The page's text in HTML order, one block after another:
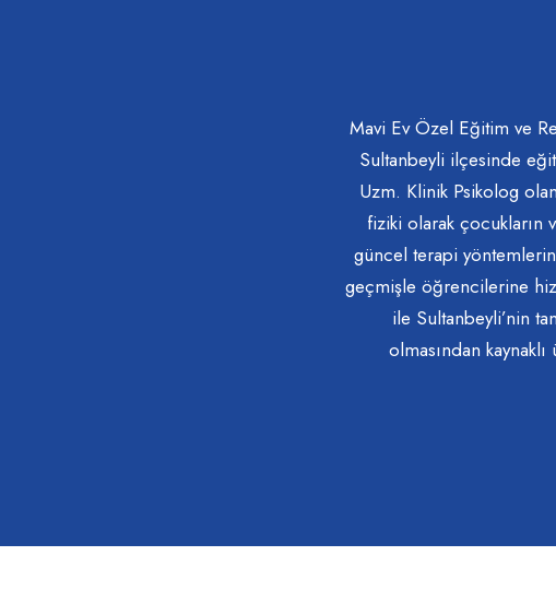
Mavi Ev Özel Eğitim ve
Sultanbeyli ilçesinde
Uzm. Klinik Psikolog
fiziki olarak çocukların
güncel terapi
geçmişle öğrencilerine
ile Sultanbeyli’nin
olmasından